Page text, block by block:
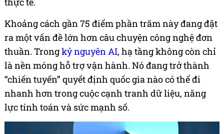
Khoảng cách gần 75 điểm phần trăm này đang đặt
ra một vấn đề lớn hơn câu chuyện công nghệ đơn
thuần. Trongkỷ nguyên AI, hạ tầng không còn chỉ
là nền móng hỗ trợ vận hành. Nó đang trở thành
“chiến tuyến” quyết định quốc gia nào có thể đi
nhanh hơn trong cuộc cạnh tranh dữ liệu, năng
lực tính toán và sức mạnh số.